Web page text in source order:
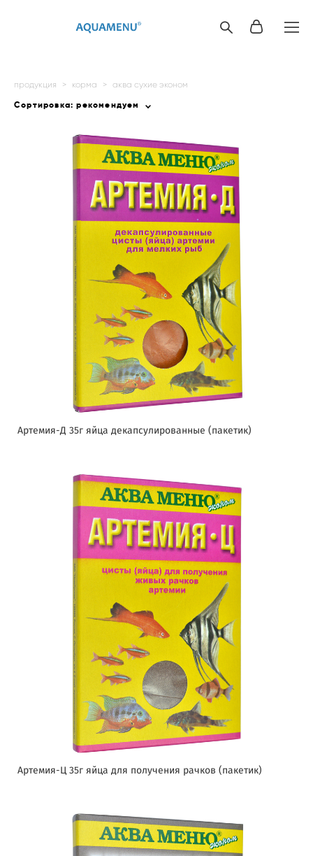
продукция > корма > аква сухие эконом
Сортировка: рекомендуем
Артемия-Д 35г яйца декапсулированные (пакетик)
Артемия-Ц 35г яйца для получения рачков (пакетик)